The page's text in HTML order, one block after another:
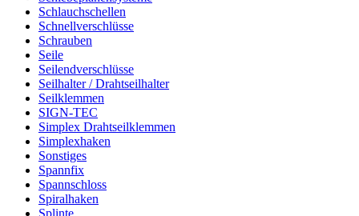
Schlauchschellen
Schnellverschlüsse
Schrauben
Seile
Seilendverschlüsse
Seilhalter / Drahtseilhalter
Seilklemmen
SIGN-TEC
Simplex Drahtseilklemmen
Simplexhaken
Sonstiges
Spannfix
Spannschloss
Spiralhaken
Splinte